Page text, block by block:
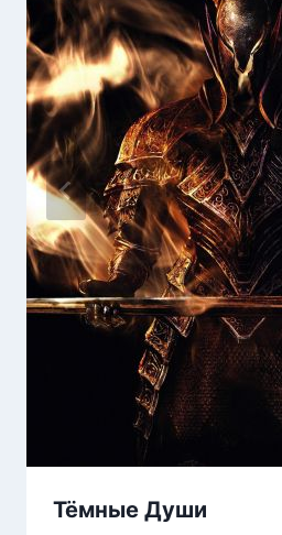
Тёмные Души